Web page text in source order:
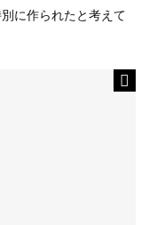
に作られたと考えて